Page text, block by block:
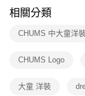
※ 交易是否成功請以
是否繳費成功／繳費
客戶支援中心」
１．透過由恩沛科技
權轉讓予恩沛科技股份
相關分類
CHUMS 中大童洋
CHUMS Logo
大童 洋裝